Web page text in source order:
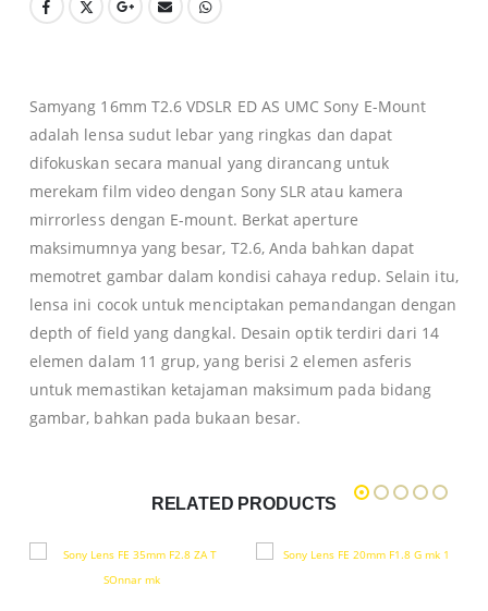
Samyang 16mm T2.6 VDSLR ED AS UMC Sony E-Mount
adalah lensa sudut lebar yang ringkas dan dapat
difokuskan secara manual yang dirancang untuk
merekam film video dengan Sony SLR atau kamera
mirrorless dengan E-mount. Berkat aperture
maksimumnya yang besar, T2.6, Anda bahkan dapat
memotret gambar dalam kondisi cahaya redup. Selain itu,
lensa ini cocok untuk menciptakan pemandangan dengan
depth of field yang dangkal. Desain optik terdiri dari 14
elemen dalam 11 grup, yang berisi 2 elemen asferis
untuk memastikan ketajaman maksimum pada bidang
gambar, bahkan pada bukaan besar.
RELATED PRODUCTS